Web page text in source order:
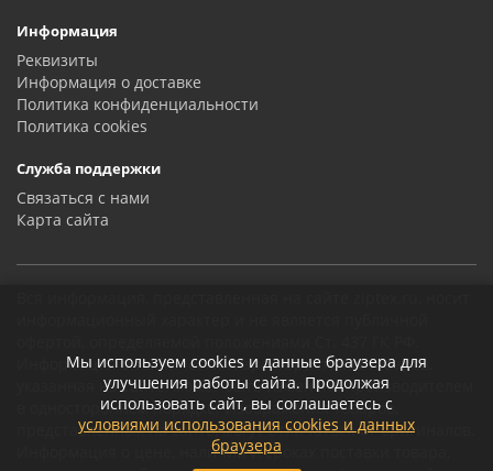
Мы используем cookies и данные браузера для
улучшения работы сайта. Продолжая
использовать сайт, вы соглашаетесь с
условиями использования cookies и данных
браузера
Информация
Реквизиты
Информация о доставке
Политика конфиденциальности
Политика сookies
Служба поддержки
Связаться с нами
Карта сайта
Информация о технических характеристиках товаров,
указанная на сайте, может быть изменена производителем
в одностороннем порядке. Изображения товаров,
представленных на сайте, могут отличаться от оригиналов.
Информация о цене, наличии и сроках поставки товара,